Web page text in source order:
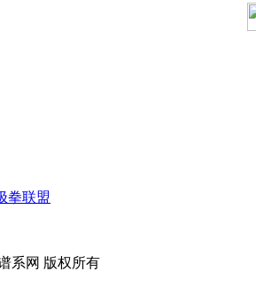
拳联盟
系网 版权所有